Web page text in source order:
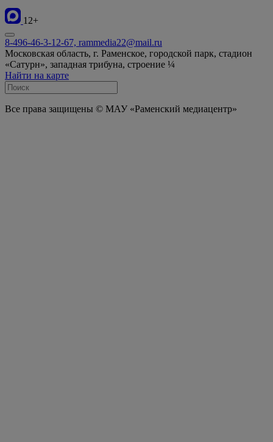
12+
8-496-46-3-12-67, rammedia22@mail.ru
Московская область, г. Раменское, городской парк, стадион
«Сатурн», западная трибуна, строение ¼
Найти на карте
Все права защищены © МАУ «Раменский медиацентр»